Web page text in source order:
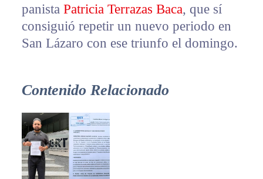
panista Patricia Terrazas Baca, que sí
consiguió repetir un nuevo periodo en
San Lázaro con ese triunfo el domingo.
Contenido Relacionado